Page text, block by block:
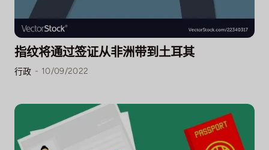
指纹将通过签证从非洲带到土耳其
行政 - 10/09/2022